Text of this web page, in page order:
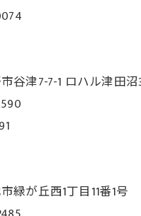
谷津7-7-1 ロハル津田沼
緑が丘西1丁目11番1号